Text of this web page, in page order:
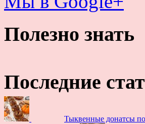
Полезно знать
Последние
Тыквенные донатсы